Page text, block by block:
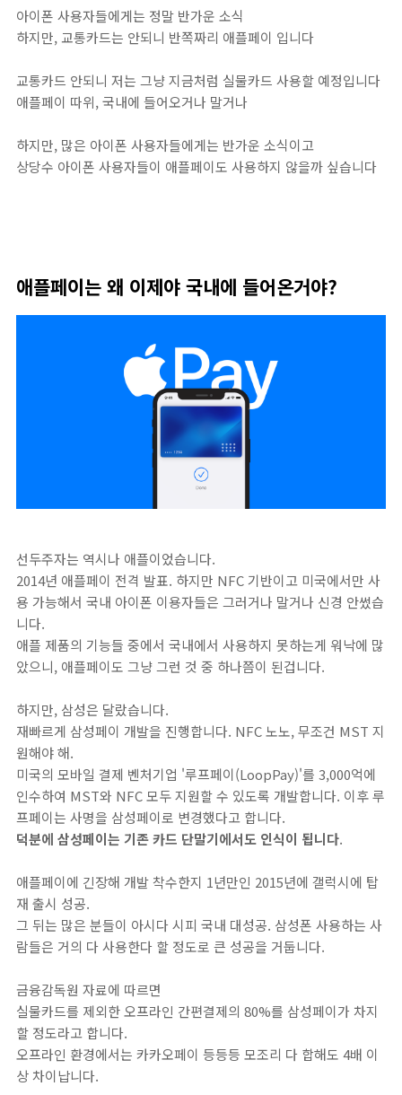
아이폰 사용자들에게는 정말 반가운 소식
하지만, 교통카드는 안되니 반쪽짜리 애플페이 입니다
교통카드 안되니 저는 그냥 지금처럼 실물카드 사용할 예정입니다
애플페이 따위, 국내에 들어오거나 말거나
하지만, 많은 아이폰 사용자들에게는 반가운 소식이고
상당수 아이폰 사용자들이 애플페이도 사용하지 않을까 싶습니다
애플페이는 왜 이제야 국내에 들어온거야?
선두주자는 역시나 애플이었습니다.
2014년 애플페이 전격 발표. 하지만 NFC 기반이고 미국에서만 사
용 가능해서 국내 아이폰 이용자들은 그러거나 말거나 신경 안썼습
니다.
애플 제품의 기능들 중에서 국내에서 사용하지 못하는게 워낙에 많
았으니, 애플페이도 그냥 그런 것 중 하나쯤이 된겁니다.
하지만, 삼성은 달랐습니다.
재빠르게 삼성페이 개발을 진행합니다. NFC 노노, 무조건 MST 지
원해야 해.
미국의 모바일 결제 벤처기업 '루프페이(LoopPay)'를 3,000억에
인수하여 MST와 NFC 모두 지원할 수 있도록 개발합니다. 이후 루
프페이는 사명을 삼성페이로 변경했다고 합니다.
덕분에 삼성페이는 기존 카드 단말기에서도 인식이 됩니다.
애플페이에 긴장해 개발 착수한지 1년만인 2015년에 갤럭시에 탑
재 출시 성공.
그 뒤는 많은 분들이 아시다 시피 국내 대성공. 삼성폰 사용하는 사
람들은 거의 다 사용한다 할 정도로 큰 성공을 거둡니다.
금융감독원 자료에 따르면
실물카드를 제외한 오프라인 간편결제의 80%를 삼성페이가 차지
할 정도라고 합니다.
오프라인 환경에서는 카카오페이 등등등 모조리 다 합해도 4배 이
상 차이납니다.